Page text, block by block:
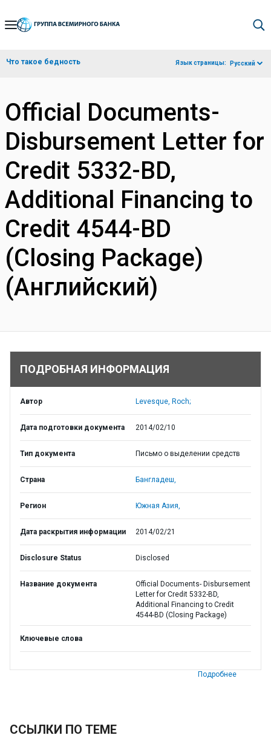
Skip
Navigation
Что такое бедность Язык страницы: Русский
Official Documents-
Disbursement Letter for
Credit 5332-BD,
Additional Financing to
Credit 4544-BD
(Closing Package)
(Английский)
ПОДРОБНАЯ ИНФОРМАЦИЯ
Автор Levesque, Roch;
Дата подготовки документа 2014/02/10
Тип документа Письмо о выделении средств
Страна Бангладеш,
Регион Южная Азия,
Дата раскрытия информации 2014/02/21
Disclosure Status Disclosed
Название документа
Official Documents- Disbursement
Letter for Credit 5332-BD,
Additional Financing to Credit
4544-BD (Closing Package)
Ключевые слова
Подробнее
ССЫЛКИ ПО ТЕМЕ